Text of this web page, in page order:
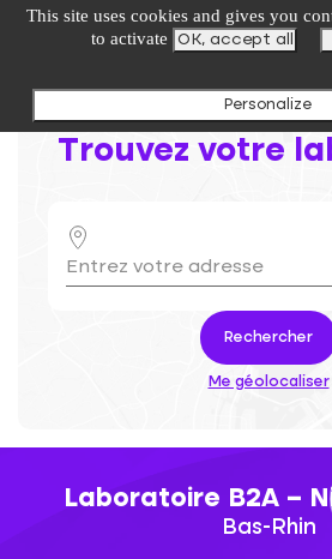
Trouvez votre
Rechercher
Me géolocaliser
Laboratoire B2A –
Bas-Rhin
undefined
This site uses cookies and gives you
to activate
OK, accept all
Personalize